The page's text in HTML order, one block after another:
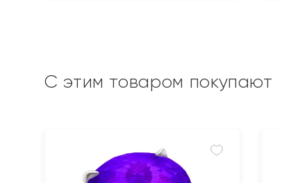
С этим товаром покупают